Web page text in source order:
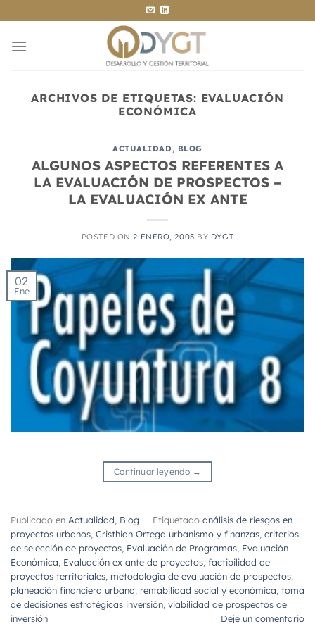
al
contenido
ARCHIVOS DE ETIQUETAS: EVALUACIÓN
ECONÓMICA
ACTUALIDAD, BLOG
ALGUNOS ASPECTOS REFERENTES A
LA EVALUACIÓN DE PROSPECTOS –
LA EVALUACIÓN EX ANTE
POSTED ON2 ENERO, 2005 BY DYGT
02
Ene
Continuar leyendo →
Publicado en Actualidad, Blog | Etiquetado análisis de riesgos en
proyectos urbanos, Cristhian Ortega urbanismo y finanzas, criterios
de selección de proyectos, Evaluación de Programas, Evaluación
Económica, Evaluación ex ante de proyectos, factibilidad de
proyectos territoriales, metodología de evaluación de prospectos,
planeación financiera urbana, rentabilidad social y económica, toma
de decisiones estratégicas inversión, viabilidad de prospectos de
inversión
Deje un comentario